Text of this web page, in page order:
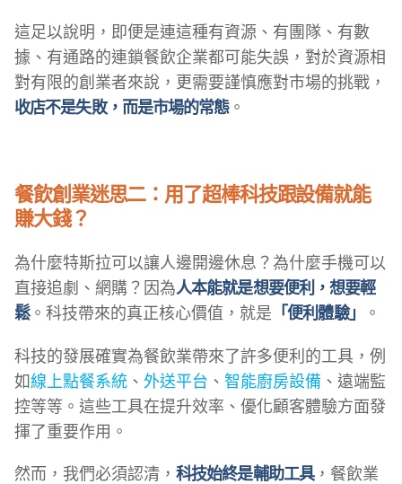
這足以說明，即便是連這種有資源、有團隊、有數
據、有通路的連鎖餐飲企業都可能失誤，對於資源相
對有限的創業者來說，更需要謹慎應對市場的挑戰，
收店不是失敗，而是市場的常態。
餐飲創業迷思二：用了超棒科技跟設備就能
賺大錢？
為什麼特斯拉可以讓人邊開邊休息？為什麼手機可以
直接追劇、網購？因為人本能就是想要便利，想要輕
鬆。科技帶來的真正核心價值，就是 「便利體驗」 。
科技的發展確實為餐飲業帶來了許多便利的工具，例
如線上點餐系統 、 外送平台 、 智能廚房設備 、遠端監
控等等。這些工具在提升效率、優化顧客體驗方面發
揮了重要作用。
然而，我們必須認清， 科技始終是輔助工具，餐飲業